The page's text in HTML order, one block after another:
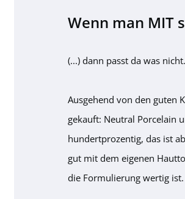
Wenn man MIT
(...) dann passt da was nicht.
Ausgehend von den guten
gekauft: Neutral Porcelain
hundertprozentig, das ist
gut mit dem eigenen
die Formulierung wertig